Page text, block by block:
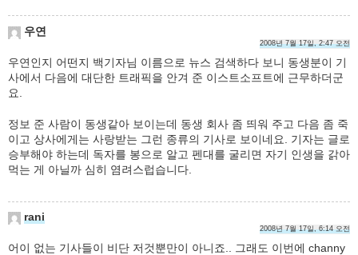
우연
2008년 7월 17일, 2:47 오전
우연인지 어떤지 백기자님 이름으로 뉴스 검색하다 보니 동생분이 기
사에서 다음에 대단한 트래픽을 안겨 준 이스트소프트에 근무하더군
요.
정보 준 사람이 동생같아 보이는데 동생 회사 좀 띄워 주고 다음 좀 죽
이고 상사에게는 사랑받는 그런 종류의 기사로 보이네요. 기자는 글로
승부해야 하는데 독자를 봉으로 알고 펜대를 굴리면 자기 인생을 갉아
먹는 게 아닐까 심히 염려스럽습니다.
rani
2008년 7월 17일, 6:14 오전
어이 없는 기사들이 비단 저것뿐만이 아니죠.. 그래도 이번에 channy